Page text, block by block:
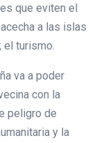
que eviten el
a las islas
el turismo.
va a poder
con la
peligro de
y la